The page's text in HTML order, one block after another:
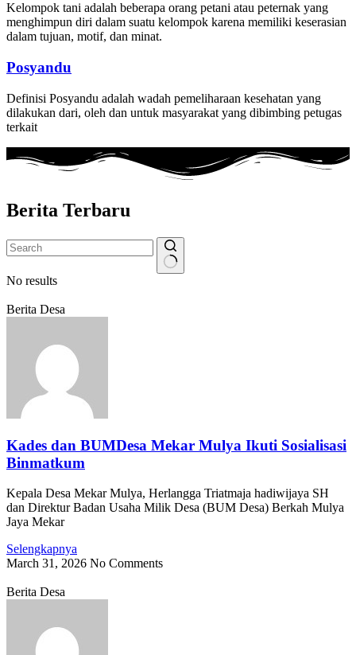
Kelompok tani adalah beberapa orang petani atau peternak yang
menghimpun diri dalam suatu kelompok karena memiliki keserasian
dalam tujuan, motif, dan minat.
Posyandu
Definisi Posyandu adalah wadah pemeliharaan kesehatan yang
dilakukan dari, oleh dan untuk masyarakat yang dibimbing petugas
terkait
Berita Terbaru
No results
Berita Desa
Kades dan BUMDesa Mekar Mulya Ikuti Sosialisasi
Binmatkum
Kepala Desa Mekar Mulya, Herlangga Triatmaja hadiwijaya SH
dan Direktur Badan Usaha Milik Desa (BUM Desa) Berkah Mulya
Jaya Mekar
Selengkapnya
March 31, 2026 No Comments
Berita Desa